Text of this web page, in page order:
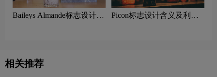
Baileys Almande标志设计含
Picon标志设计含义及利口
相关推荐